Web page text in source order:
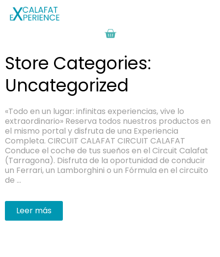
Store Categories:
Uncategorized
«Todo en un lugar: infinitas experiencias, vive lo
extraordinario» Reserva todos nuestros productos en
el mismo portal y disfruta de una Experiencia
Completa. CIRCUIT CALAFAT CIRCUIT CALAFAT
Conduce el coche de tus sueños en el Circuit Calafat
(Tarragona). Disfruta de la oportunidad de conducir
un Ferrari, un Lamborghini o un Fórmula en el circuito
de …
Leer más